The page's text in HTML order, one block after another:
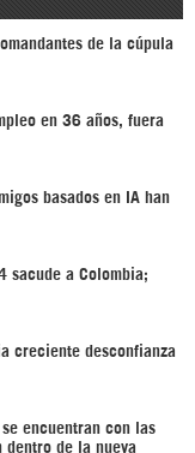
de la cúpula
en 36 años, fuera
basados en IA han
sacude a Colombia;
creciente desconfianza
se encuentran con las
dentro de la nueva